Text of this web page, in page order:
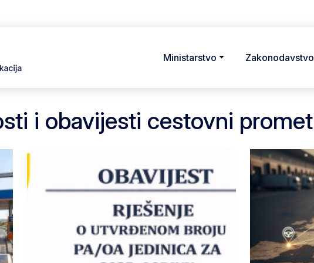
Ministarstvo Zakonodavstvo
i obavijesti cestovni promet